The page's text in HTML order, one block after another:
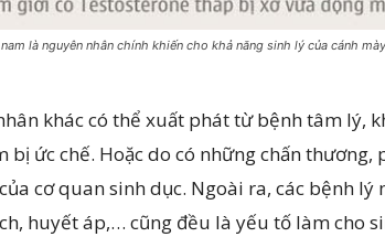
là nguyên nhân chính khiến cho khả năng sinh lý của cánh
khác có thể xuất phát từ bệnh tâm lý,
ức chế. Hoặc do có những chấn thương,
cơ quan sinh dục. Ngoài ra, các bệnh lý
huyết áp,… cũng đều là yếu tố làm cho